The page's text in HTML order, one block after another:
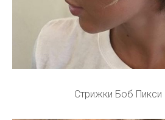
Стрижки Боб Пикси